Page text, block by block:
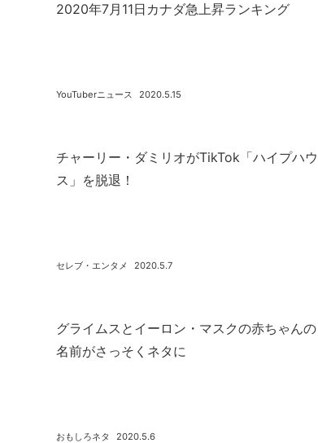
2020年7月11日カナダ急上昇ランキング
チャーリー・ダミリオがTikTok「ハイプハウ
ス」を脱退！
2020.5.15
YouTuberニュース
グライムスとイーロン・マスクの赤ちゃんの
名前がさっそくネタに
2020.5.7
セレブ・エンタメ
2020.5.6
おもしろネタ